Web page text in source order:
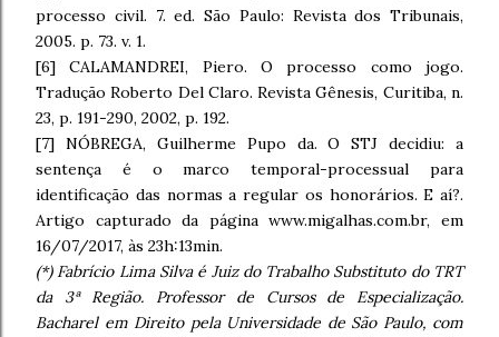
processo civil. 7. ed. São Paulo: Revista dos Tribunais,
2005. p. 73. v. 1.
[6] CALAMANDREI, Piero. O processo como jogo.
Tradução Roberto Del Claro. Revista Gênesis, Curitiba, n.
23, p. 191-290, 2002, p. 192.
[7] NÓBREGA, Guilherme Pupo da. O STJ decidiu: a
sentença é o marco temporal-processual para
identificação das normas a regular os honorários. E aí?.
Artigo capturado da página www.migalhas.com.br, em
16/07/2017, às 23h:13min.
(*) Fabrício Lima Silva é Juiz do Trabalho Substituto do TRT
da 3ª Região. Professor de Cursos de Especialização.
Bacharel em Direito pela Universidade de São Paulo, com